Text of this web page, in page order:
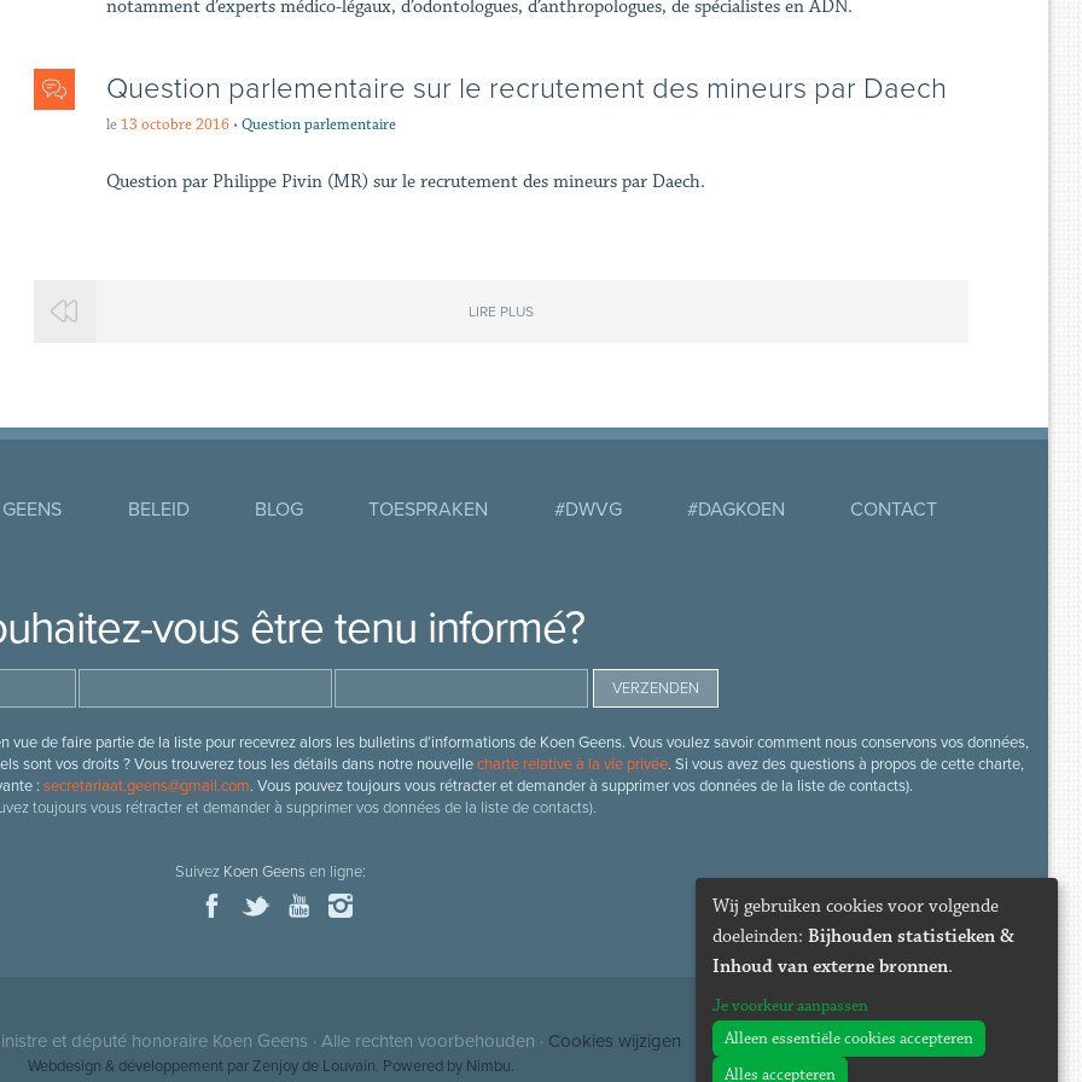
notamment d’experts médico-légaux, d’odontologues, d’anthropologues, de spécialistes en ADN.
Question parlementaire sur le recrutement des mineurs par Daech
le 13 octobre 2016 • Question parlementaire
Question par Philippe Pivin (MR) sur le recrutement des mineurs par Daech.
LIRE PLUS
BELEID BLOG TOESPRAKEN #DWVG #DAGKOEN CONTACT
vous être tenu informé?
de faire partie de la liste pour recevrez alors les bulletins d’informations de Koen Geens. Vous voulez savoir comment nous conservons vos données,
sont vos droits ? Vous trouverez tous les détails dans notre nouvellecharte relative à la vie privée. Si vous avez des questions à propos de cette charte,
: secretariaat.geens@gmail.com. Vous pouvez toujours vous rétracter et demander à supprimer vos données de la liste de contacts).
toujours vous rétracter et demander à supprimer vos données de la liste de contacts).
Suivez Koen Geensen ligne:
et député honoraire Koen Geens · Alle rechten voorbehouden · Cookies wijzigen
Webdesign & développement par Zenjoy de Louvain. Powered by Nimbu.
Wij gebruiken cookies voor volgende
doeleinden: Bijhouden statistieken &
Inhoud van externe bronnen.
Je voorkeur aanpassen
Alleen essentiële cookies accepteren
Alles accepteren